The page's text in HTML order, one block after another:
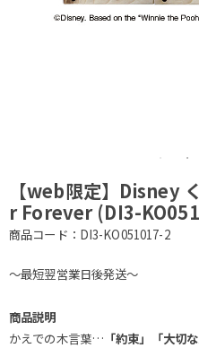
【web限定】Disney
r Forever (DI3-
商品コード：DI3-KO051017-2
～最短翌営業日後発送～
商品説明
かえでの木言葉… 「約束」「大切